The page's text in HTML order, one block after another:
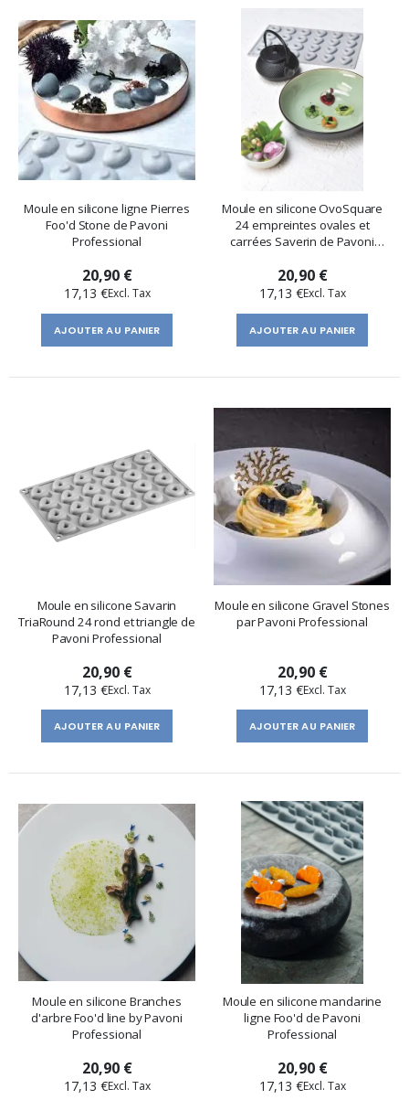
Moule en silicone ligne Pierres
Foo'd Stone de Pavoni
Professional
20,90 €
17,13 €
AJOUTER AU PANIER
Moule en silicone OvoSquare
24 empreintes ovales et
carrées Saverin de Pavoni
20,90 €
17,13 €
AJOUTER AU PANIER
Moule en silicone Savarin
TriaRound 24 rond et triangle de
Pavoni Professional
20,90 €
17,13 €
AJOUTER AU PANIER
Moule en silicone Gravel Stones
par Pavoni Professional
20,90 €
17,13 €
AJOUTER AU PANIER
Moule en silicone Branches
d'arbre Foo'd line by Pavoni
Professional
20,90 €
17,13 €
Moule en silicone mandarine
ligne Foo'd de Pavoni
Professional
20,90 €
17,13 €